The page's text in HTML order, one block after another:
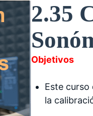
2.35
Objetivos
Este curso
la